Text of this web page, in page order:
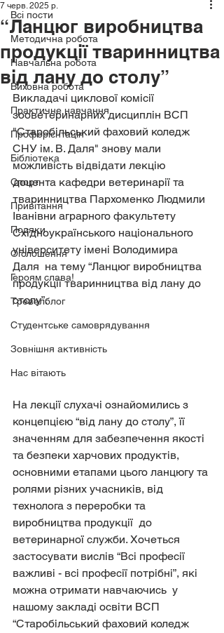
Всі пости
Методична робота
Навчальна робота
Виховна робота
Практичне навчання
Профорієнтація
Бібліотека
Спорт
Привітання
Подяки
Оголошення
Героям слава!
Тревелблог
Студентське самоврядування
Зовнішня активність
Нас вітають
“Ланцюг виробництва
продукції тваринництва
від лану до столу”
7 черв. 2025 р.
Викладачі циклової комісії
зооветеринарних дисциплін ВСП
"Старобільський фаховий коледж
СНУ ім. В. Даля" знову мали
можливість відвідати лекцію
доцента кафедри ветеринарії та
тваринництва Пархоменко Людмили
Іванівни аграрного факультету
Східноукраїнського національного
університету імені Володимира
Даля  на тему “Ланцюг виробництва
продукції тваринництва від лану до
столу”.
На лекції слухачі ознайомились з
концепцією “від лану до столу”, її
значенням для забезпечення якості
та безпеки харчових продуктів,
основними етапами цього ланцюгу та
ролями різних учасників, від
технолога з переробки та
виробництва продукції  до
ветеринарної служби. Хочеться
застосувати вислів “Всі професії
важливі - всі професії потрібні”, які
можна отримати навчаючись  у
нашому закладі освіти ВСП
“Старобільський фаховий коледж